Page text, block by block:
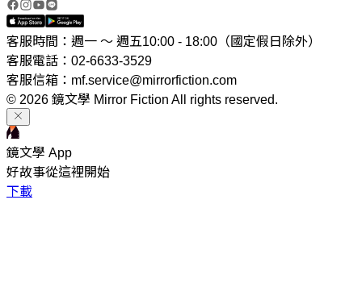
客服時間：週一 ～ 週五10:00 - 18:00（國定假日除外）
客服電話：02-6633-3529
客服信箱：mf.service@mirrorfiction.com
© 2026 鏡文學 Mirror Fiction All rights reserved.
鏡文學 App
好故事從這裡開始
下載